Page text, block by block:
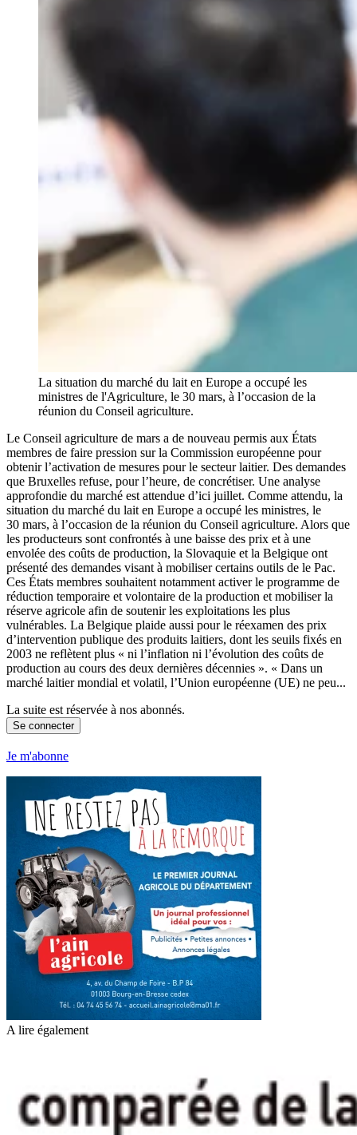
La situation du marché du lait en Europe a occupé les
ministres de l'Agriculture, le 30 mars, à l’occasion de la
réunion du Conseil agriculture.
Le Conseil agriculture de mars a de nouveau permis aux États
membres de faire pression sur la Commission européenne pour
obtenir l’activation de mesures pour le secteur laitier. Des demandes
que Bruxelles refuse, pour l’heure, de concrétiser. Une analyse
approfondie du marché est attendue d’ici juillet. Comme attendu, la
situation du marché du lait en Europe a occupé les ministres, le
30 mars, à l’occasion de la réunion du Conseil agriculture. Alors que
les producteurs sont confrontés à une baisse des prix et à une
envolée des coûts de production, la Slovaquie et la Belgique ont
présenté des demandes visant à mobiliser certains outils de le Pac.
Ces États membres souhaitent notamment activer le programme de
réduction temporaire et volontaire de la production et mobiliser la
réserve agricole afin de soutenir les exploitations les plus
vulnérables. La Belgique plaide aussi pour le réexamen des prix
d’intervention publique des produits laitiers, dont les seuils fixés en
2003 ne reflètent plus « ni l’inflation ni l’évolution des coûts de
production au cours des deux dernières décennies ». « Dans un
marché laitier mondial et volatil, l’Union européenne (UE) ne peu...
La suite est réservée à nos abonnés.
Se connecter
Je m'abonne
A lire également